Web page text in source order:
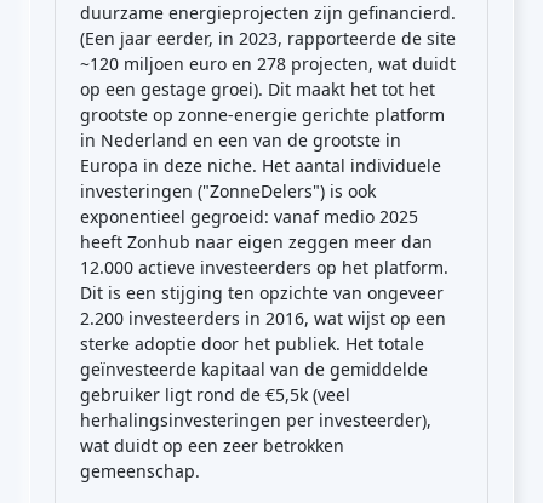
duurzame energieprojecten zijn gefinancierd.
(Een jaar eerder, in 2023, rapporteerde de site
~120 miljoen euro en 278 projecten, wat duidt
op een gestage groei). Dit maakt het tot het
grootste op zonne-energie gerichte platform
in Nederland en een van de grootste in
Europa in deze niche. Het aantal individuele
investeringen ("ZonneDelers") is ook
exponentieel gegroeid: vanaf medio 2025
heeft Zonhub naar eigen zeggen meer dan
12.000 actieve investeerders op het platform.
Dit is een stijging ten opzichte van ongeveer
2.200 investeerders in 2016, wat wijst op een
sterke adoptie door het publiek. Het totale
geïnvesteerde kapitaal van de gemiddelde
gebruiker ligt rond de €5,5k (veel
herhalingsinvesteringen per investeerder),
wat duidt op een zeer betrokken
gemeenschap.